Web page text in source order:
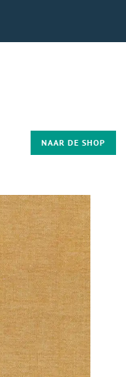
NAAR DE SHOP